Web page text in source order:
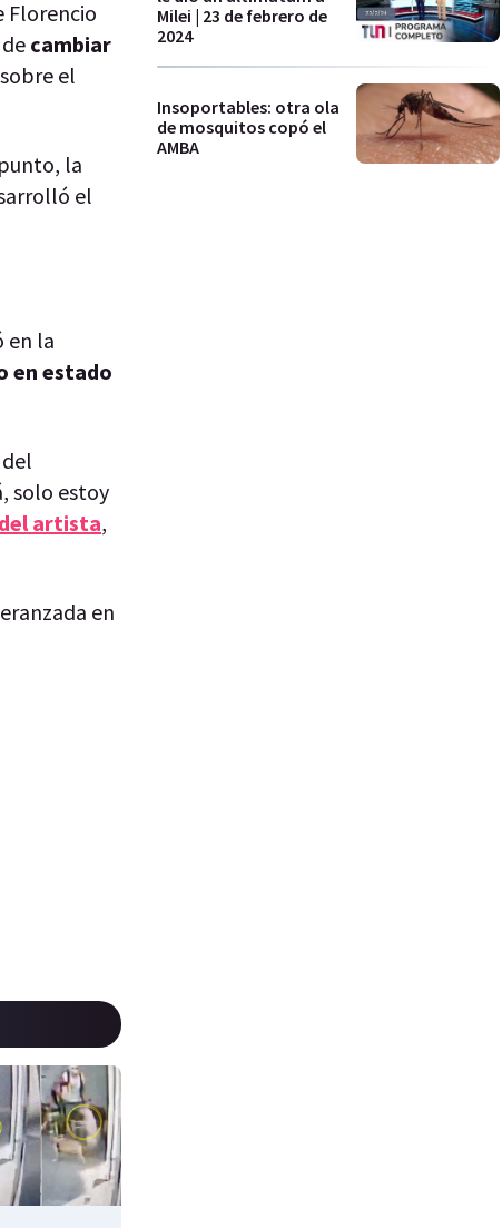
Florencio
cambiar
sobre el
la
el
en la
en estado
solo estoy
artista,
en
Milei | 23 de febrero de
2024
Insoportables: otra ola
de mosquitos copó el
AMBA